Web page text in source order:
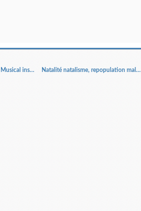
Musique instruments et chant - Musik - Instrumente - Lied - Musical instruments and singing Natalité natalisme, repopulation malthusianisme